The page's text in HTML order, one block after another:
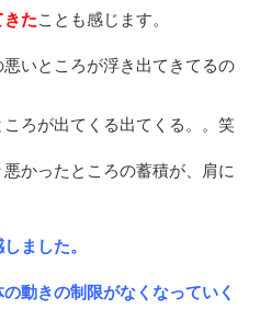
たことも感じます。
いところが浮き出てきてるの
ろが出てくる出てくる。。笑
かったところの蓄積が、肩に
ました。
動きの制限がなくなっていく